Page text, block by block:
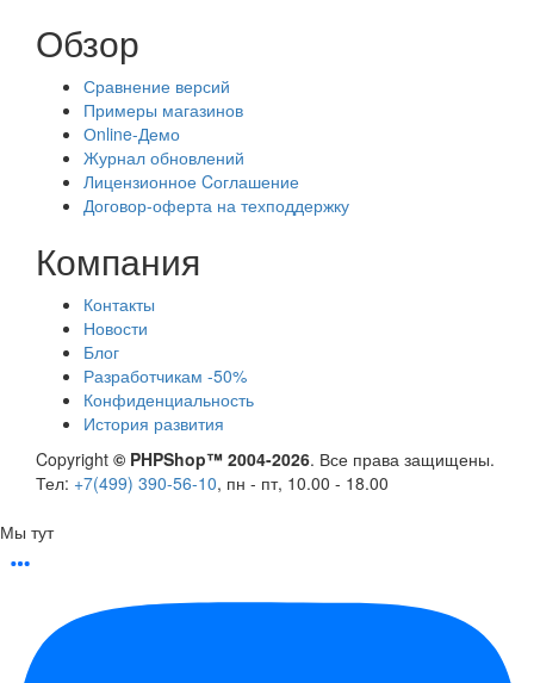
Обзор
Сравнение версий
Примеры магазинов
Оnline-Демо
Журнал обновлений
Лицензионное Cоглашение
Договор-оферта на техподдержку
Компания
Контакты
Новости
Блог
Разработчикам -50%
Конфиденциальность
История развития
Copyright © PHPShop™ 2004-2026. Все права защищены.
Тел: +7(499) 390-56-10, пн - пт, 10.00 - 18.00
Мы тут